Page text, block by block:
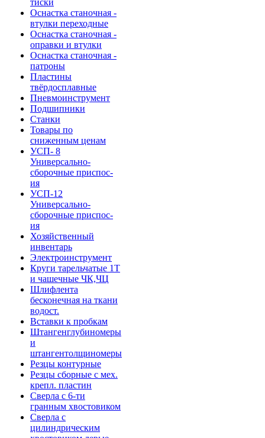
тиски
Оснастка станочная -
втулки переходные
Оснастка станочная -
оправки и втулки
Оснастка станочная -
патроны
Пластины
твёрдосплавные
Пневмоинструмент
Подшипники
Станки
Товары по
сниженным ценам
УСП- 8
Универсально-
сборочные приспос-
ия
УСП-12
Универсально-
сборочные приспос-
ия
Хозяйственный
инвентарь
Электроинструмент
Круги тарельчатые 1Т
и чашечные ЧК,ЧЦ
Шлифлента
бесконечная на ткани
водост.
Вставки к пробкам
Штангенглубиномеры
и
штангентолщиномеры
Резцы контурные
Резцы сборные с мех.
крепл. пластин
Сверла с 6-ти
гранным хвостовиком
Сверла с
цилиндрическим